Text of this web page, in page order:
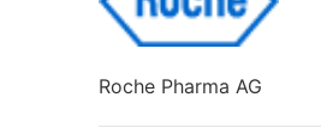
Roche Pharma AG